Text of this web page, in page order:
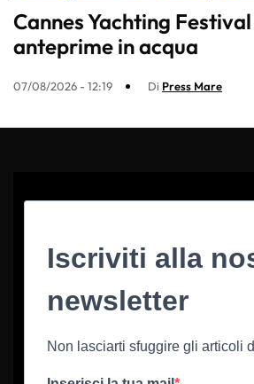
Cannes Yachting
anteprime in acqua
07/08/2026 - 12:19 Di Press Mare
Iscriviti alla
newsletter
Non lasciarti sfuggire gli articoli